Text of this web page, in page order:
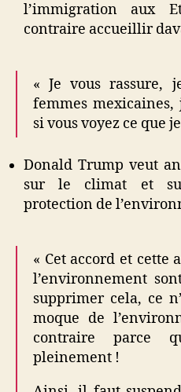
l’immigration aux
contraire accueillir
« Je vous rassure,
femmes
si vous voyez ce que
Donald Trump veut
sur le climat et
protection de
« Cet accord et cette
l’environnement
supprimer cela, ce
moque de
contraire parce
pleinement !